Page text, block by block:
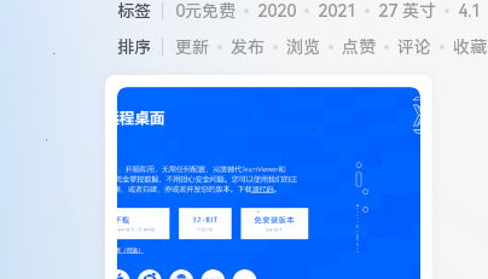
标签 0元免费 2020 2021 27 英寸 4.1
排序
更新 发布 浏览 点赞 评论 收藏